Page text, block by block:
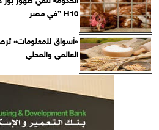
H10 ”في مصر
«أسواق للمعلومات»
العالمي والمحلي